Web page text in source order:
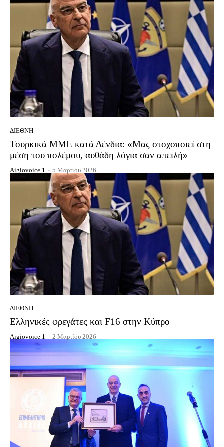
ΔΙΕΘΝΉ
Τουρκικά ΜΜΕ κατά Δένδια: «Μας στοχοποιεί στη
μέση του πολέμου, αυθάδη λόγια σαν απειλή»
Aigiovoice 1 - 5 Μαρτίου 2026
ΔΙΕΘΝΉ
Ελληνικές φρεγάτες και F16 στην Κύπρο
Aigiovoice 1 - 2 Μαρτίου 2026